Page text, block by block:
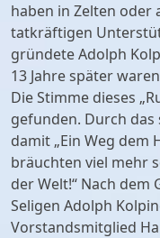
haben in Zelten oder
tatkräftigen
gründete Adolph
13 Jahre später
Die Stimme dieses
gefunden. Durch
damit „Ein Weg dem
bräuchten viel mehr
der Welt!“ Nach dem
Seligen Adolph
Vorstandsmitglied